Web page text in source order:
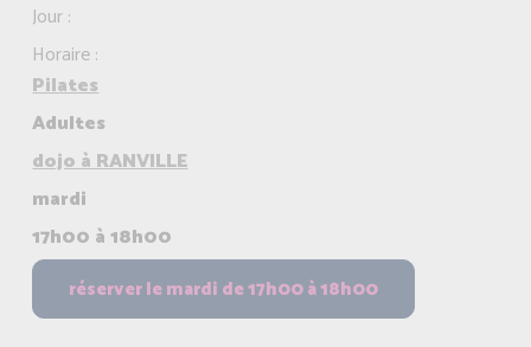
Jour :
Horaire :
Pilates
Adultes
dojo à RANVILLE
mardi
17h00 à 18h00